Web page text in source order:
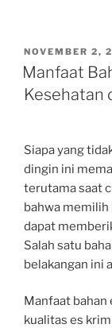
POSTED
ON
NOVEMBER 2,
Manfaat
Kesehatan
Siapa yang
dingin ini
terutama saat
bahwa memilih
dapat
Salah satu
belakangan ini
Manfaat bahan
kualitas es